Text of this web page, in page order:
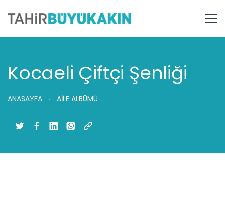
Kocaeli Çiftçi Şenliği
ANASAYFA AİLE ALBÜMÜ